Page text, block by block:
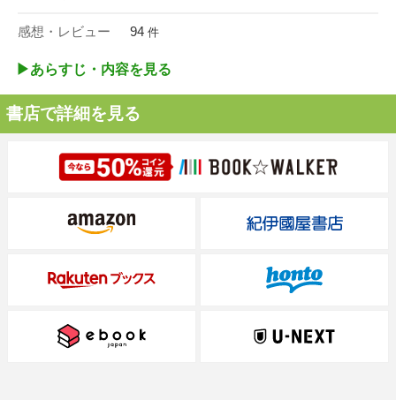
感想・レビュー 94 件
▶︎あらすじ・内容を見る
書店で詳細を見る